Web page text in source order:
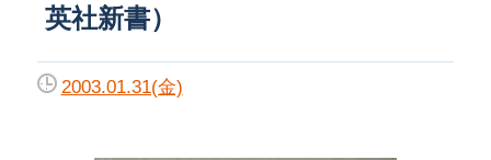
英社新書）
2003.01.31(金)